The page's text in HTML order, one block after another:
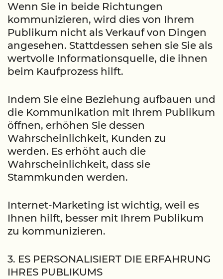
Wenn Sie in beide Richtungen
kommunizieren, wird dies von Ihrem
Publikum nicht als Verkauf von Dingen
angesehen. Stattdessen sehen sie Sie als
wertvolle Informationsquelle, die ihnen
beim Kaufprozess hilft.
Indem Sie eine Beziehung aufbauen und
die Kommunikation mit Ihrem Publikum
öffnen, erhöhen Sie dessen
Wahrscheinlichkeit, Kunden zu
werden. Es erhöht auch die
Wahrscheinlichkeit, dass sie
Stammkunden werden.
Internet-Marketing ist wichtig, weil es
Ihnen hilft, besser mit Ihrem Publikum
zu kommunizieren.
3. ES PERSONALISIERT DIE ERFAHRUNG
IHRES PUBLIKUMS